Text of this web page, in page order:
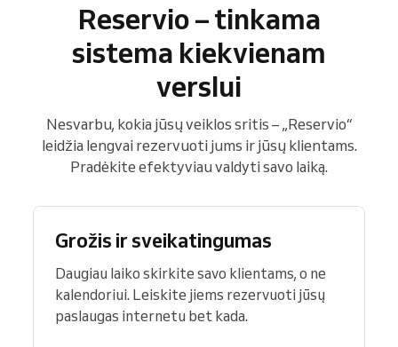
Reservio – tinkama
sistema kiekvienam
verslui
Nesvarbu, kokia jūsų veiklos sritis – „Reservio“
leidžia lengvai rezervuoti jums ir jūsų klientams.
Pradėkite efektyviau valdyti savo laiką.
Grožis ir sveikatingumas
Daugiau laiko skirkite savo klientams, o ne
kalendoriui. Leiskite jiems rezervuoti jūsų
paslaugas internetu bet kada.